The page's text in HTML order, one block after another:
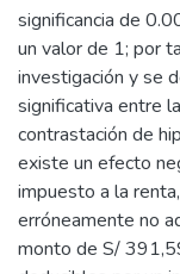
significancia de
un valor de 1; por
investigación y se
significativa entre
contrastación de
existe un efecto
impuesto a la
erróneamente no
monto de S/